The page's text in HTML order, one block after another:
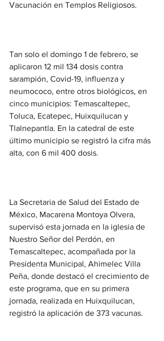
Vacunación en Templos Religiosos.
Tan solo el domingo 1 de febrero, se
aplicaron 12 mil 134 dosis contra
sarampión, Covid-19, influenza y
neumococo, entre otros biológicos, en
cinco municipios: Temascaltepec,
Toluca, Ecatepec, Huixquilucan y
Tlalnepantla. En la catedral de este
último municipio se registró la cifra más
alta, con 6 mil 400 dosis.
La Secretaria de Salud del Estado de
México, Macarena Montoya Olvera,
supervisó esta jornada en la iglesia de
Nuestro Señor del Perdón, en
Temascaltepec, acompañada por la
Presidenta Municipal, Ahimelec Villa
Peña, donde destacó el crecimiento de
este programa, que en su primera
jornada, realizada en Huixquilucan,
registró la aplicación de 373 vacunas.